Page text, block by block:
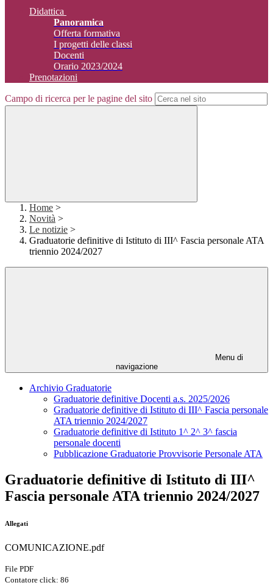
Didattica
Panoramica
Offerta formativa
I progetti delle classi
Docenti
Orario 2023/2024
Prenotazioni
Campo di ricerca per le pagine del sito
Home >
Novità >
Le notizie >
Graduatorie definitive di Istituto di III^ Fascia personale ATA
triennio 2024/2027
Menu di
navigazione
Archivio Graduatorie
Graduatorie definitive Docenti a.s. 2025/2026
Graduatorie definitive di Istituto di III^ Fascia personale
ATA triennio 2024/2027
Graduatorie definitive di Istituto 1^ 2^ 3^ fascia
personale docenti
Pubblicazione Graduatorie Provvisorie Personale ATA
Graduatorie definitive di Istituto di III^
Fascia personale ATA triennio 2024/2027
Allegati
COMUNICAZIONE.pdf
File PDF
Contatore click: 86